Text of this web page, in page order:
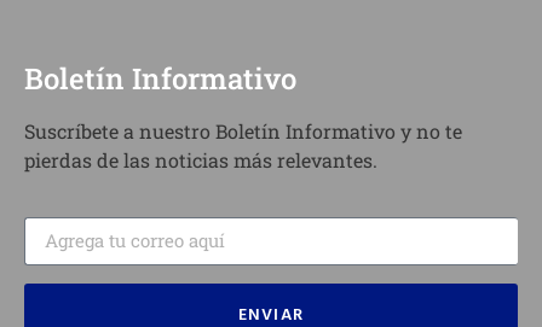
Boletín Informativo
Suscríbete a nuestro Boletín Informativo y no te
pierdas de las noticias más relevantes.
ENVIAR